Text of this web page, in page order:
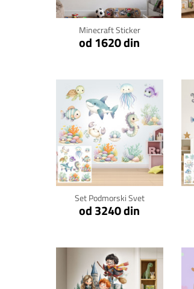
Minecraft Sticker
od 1620 din
Set Podmorski Svet
od 3240 din
Klikni za detalje